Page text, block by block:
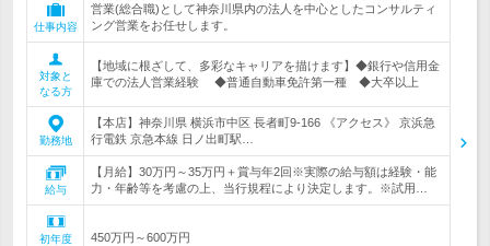
仕事内容
営業(総合職)として神奈川県内の法人を中心としたコンサルティ
ング営業をお任せします。
対象と
なる方
【地域に根ざして、多彩なキャリアを描けます】◆銀行や信用金
庫での法人営業経験 ◆普通自動車免許第一種 ◆大卒以上
勤務地
【本店】神奈川県 横浜市中区 長者町9-166 《アクセス》 京浜急
行電鉄 京急本線 日ノ出町駅…
給与
【月給】30万円～35万円＋賞与年2回※実際の給与額は経験・能
力・年齢等を考慮の上、当行規程により決定します。※試用…
初年度
450万円～600万円